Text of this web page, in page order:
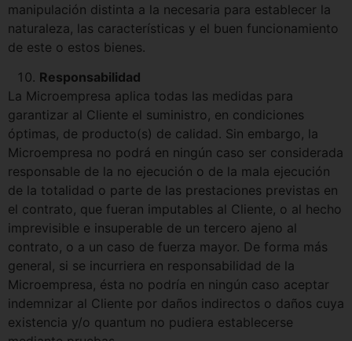
manipulación distinta a la necesaria para establecer la
naturaleza, las características y el buen funcionamiento
de este o estos bienes.
Responsabilidad
La Microempresa aplica todas las medidas para
garantizar al Cliente el suministro, en condiciones
óptimas, de producto(s) de calidad. Sin embargo, la
Microempresa no podrá en ningún caso ser considerada
responsable de la no ejecución o de la mala ejecución
de la totalidad o parte de las prestaciones previstas en
el contrato, que fueran imputables al Cliente, o al hecho
imprevisible e insuperable de un tercero ajeno al
contrato, o a un caso de fuerza mayor. De forma más
general, si se incurriera en responsabilidad de la
Microempresa, ésta no podría en ningún caso aceptar
indemnizar al Cliente por daños indirectos o daños cuya
existencia y/o quantum no pudiera establecerse